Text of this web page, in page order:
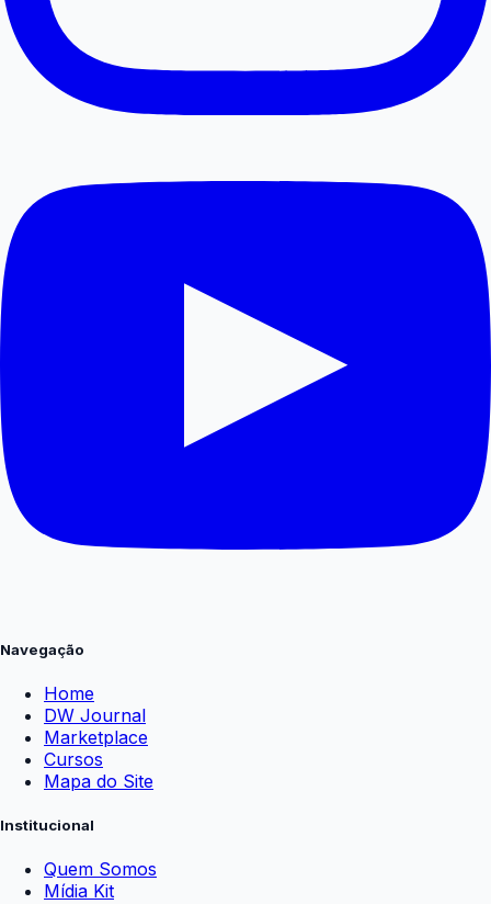
Navegação
Home
DW Journal
Marketplace
Cursos
Mapa do Site
Institucional
Quem Somos
Mídia Kit